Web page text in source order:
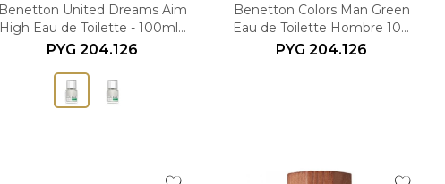
Benetton United Dreams Aim
High Eau de Toilette - 100ml -
Masculino
PYG 204.126
Benetton Colors Man Green
Eau de Toilette Hombre 100
ml
PYG 204.126